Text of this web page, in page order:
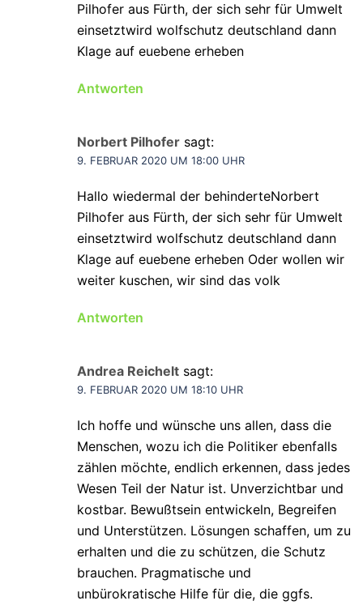
Pilhofer aus Fürth, der sich sehr für Umwelt
einsetztwird wolfschutz deutschland dann
Klage auf euebene erheben
Antworten
Norbert Pilhofer sagt:
9. FEBRUAR 2020 UM 18:00 UHR
Hallo wiedermal der behinderteNorbert
Pilhofer aus Fürth, der sich sehr für Umwelt
einsetztwird wolfschutz deutschland dann
Klage auf euebene erheben Oder wollen wir
weiter kuschen, wir sind das volk
Antworten
Andrea Reichelt sagt:
9. FEBRUAR 2020 UM 18:10 UHR
Ich hoffe und wünsche uns allen, dass die
Menschen, wozu ich die Politiker ebenfalls
zählen möchte, endlich erkennen, dass jedes
Wesen Teil der Natur ist. Unverzichtbar und
kostbar. Bewußtsein entwickeln, Begreifen
und Unterstützen. Lösungen schaffen, um zu
erhalten und die zu schützen, die Schutz
brauchen. Pragmatische und
unbürokratische Hilfe für die, die ggfs.